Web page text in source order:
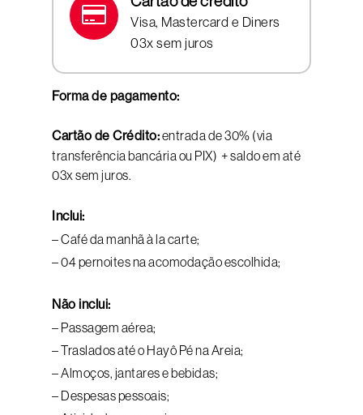
Visa, Mastercard e Diners
03x sem juros
Forma de pagamento:
Cartão de Crédito:entrada de 30% (via
transferência bancária ou PIX) + saldo em até
03x sem juros.
Inclui:
– Café da manhã à la carte;
– 04 pernoites na acomodação escolhida;
Não inclui:
– Passagem aérea;
– Traslados até o Hayô Pé na Areia;
– Almoços, jantares e bebidas;
– Despesas pessoais;